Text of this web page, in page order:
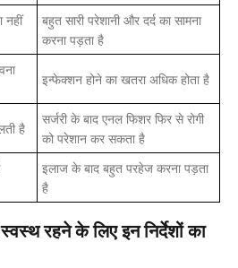
नहीं
बहुत सारी परेशानी और दर्द का सामना
करना पड़ता है
इन्फेक्शन होने का खतरा अधिक होता है
है
सर्जरी के बाद एनल फिशर फिर से रोगी
को परेशान कर सकता है
इलाज के बाद बहुत परहेज करना पड़ता
है
रहने के लिए इन निर्देशों का